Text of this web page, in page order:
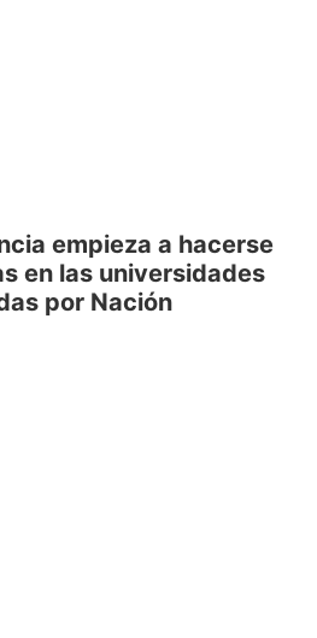
empieza a hacerse
en las universidades
por Nación